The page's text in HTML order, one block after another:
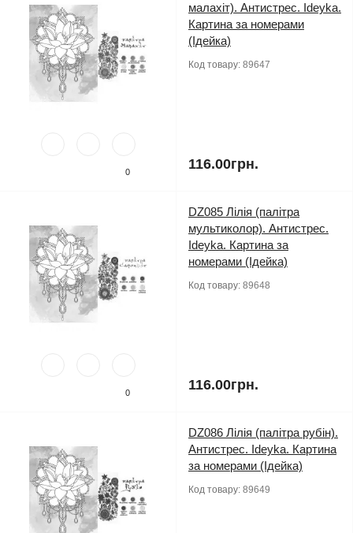
0
малахіт). Антистрес. Ideyka.
Картина за номерами
(Ідейка)
Код товару: 89647
116.00грн.
0
DZ085 Лілія (палітра
мультиколор). Антистрес.
Ideyka. Картина за
номерами (Ідейка)
Код товару: 89648
116.00грн.
DZ086 Лілія (палітра рубін).
Антистрес. Ideyka. Картина
за номерами (Ідейка)
Код товару: 89649